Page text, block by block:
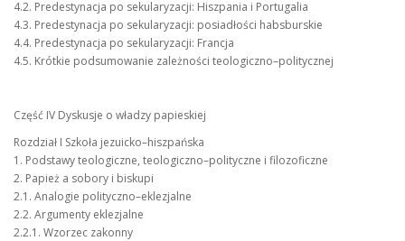
4.2. Predestynacja po sekularyzacji: Hiszpania i Portugalia
4.3. Predestynacja po sekularyzacji: posiadłości habsburskie
4.4. Predestynacja po sekularyzacji: Francja
4.5. Krótkie podsumowanie zależności teologiczno–politycznej
Część IV Dyskusje o władzy papieskiej
Rozdział I Szkoła jezuicko–hiszpańska
1. Podstawy teologiczne, teologiczno–polityczne i filozoficzne
2. Papież a sobory i biskupi
2.1. Analogie polityczno–eklezjalne
2.2. Argumenty eklezjalne
2.2.1. Wzorzec zakonny